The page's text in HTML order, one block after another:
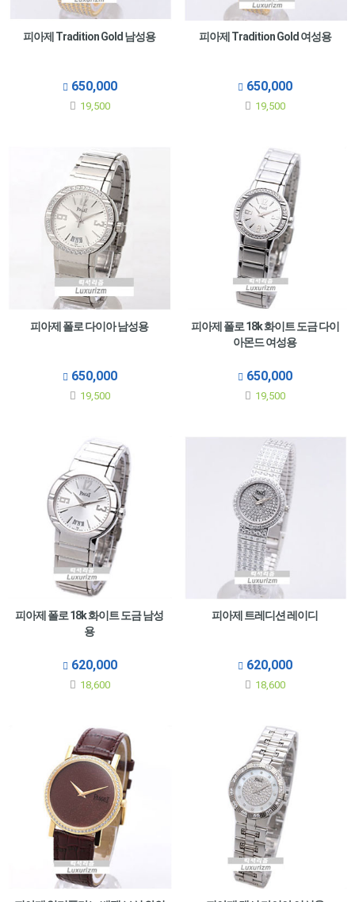
피아제 Tradition Gold 남성용
650,000
19,500
피아제 Tradition Gold 여성용
650,000
19,500
피아제 폴로 다이아 남성용
650,000
19,500
피아제 폴로 18k 화이트 도금 다이
아몬드 여성용
650,000
19,500
피아제 폴로 18k 화이트 도금 남성
용
620,000
18,600
피아제 트레디션 레이디
620,000
18,600